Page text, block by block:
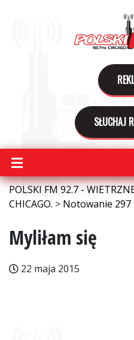
SŁUCHAJ
POLSKI FM 92.7 -
CHICAGO. > Notowanie 297
Myliłam się
22 maja 2015